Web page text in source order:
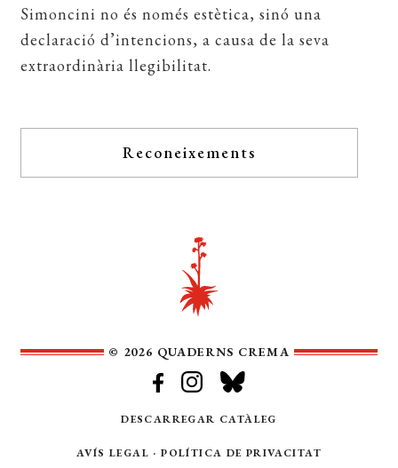
Simoncini no és només estètica, sinó una
declaració d’intencions, a causa de la seva
extraordinària llegibilitat.
Reconeixements
© 2026 QUADERNS CREMA
DESCARREGAR CATÀLEG
AVÍS LEGAL ·POLÍTICA DE PRIVACITAT